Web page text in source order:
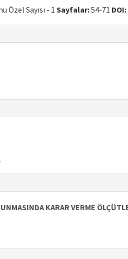
Özel Sayısı - 1 Sayfalar:54-71 DOI:
KARAR VERME